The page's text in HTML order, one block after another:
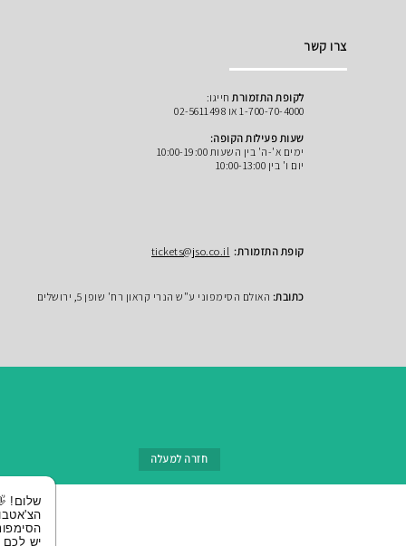
לקופת התזמורתחייגו:
1-700-70-4000 או 02-5611498
שעות פעילות הקופה:
ימים א'-ה' בין השעות 10:00-19:00
קופת התזמורת: tickets@jso.co.il
האולם הסימפוני ע"ש הנרי קראון רח' שופן 5, ירושלים
חזרה למעלה
שלום! 👋 אני
הצ'אטבוט של
הסימפונית
יש לכם שאלות?